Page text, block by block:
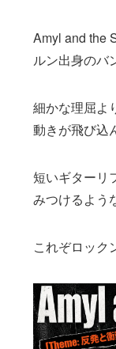
Amyl and the
ルン出身のバ
細かな理屈よ
動きが飛び込
短いギターリ
みつけるよう
これぞロック